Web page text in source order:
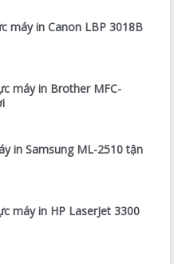
máy in Canon LBP 3018B
máy in Brother MFC-
in Samsung ML-2510 tận
máy in HP LaserJet 3300